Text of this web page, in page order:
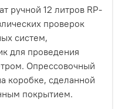
ручной 12 литров RP-
проверок
систем,
для проведения
Опрессовочный
коробке, сделанной
покрытием.